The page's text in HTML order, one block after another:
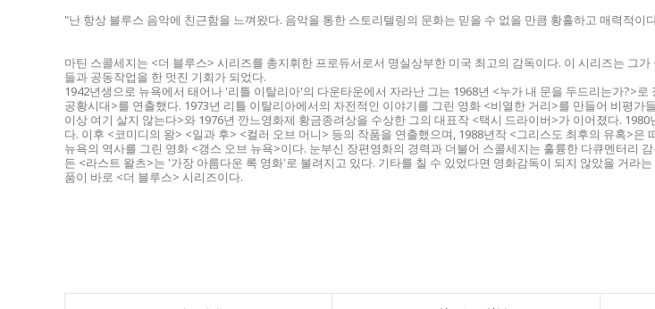
"난 항상 블루스 음악에 친근함을 느껴왔다. 음악을 통한 스토리텔링의 문화는 믿을 수 없을 만큼 황홀하고 매력적
마틴 스콜세지는 <더 블루스> 시리즈를 총지휘한 프로듀서로서 명실상부한 미국 최고의 감독이다. 이 시리즈는 그
들과 공동작업을 한 멋진 기회가 되었다.
1942년생으로 뉴욕에서 태어나 '리틀 이탈리아'의 다운타운에서 자라난 그는 1968년 <누가 내 문을 두드리는가?>
공황시대>를 연출했다. 1973년 리틀 이탈리아에서의 자전적인 이야기를 그린 영화 <비열한 거리>를 만들어 비평
이상 여기 살지 않는다>와 1976년 깐느영화제 황금종려상을 수상한 그의 대표작 <택시 드라이버>가 이어졌다.
다. 이후 <코미디의 왕> <일과 후> <컬러 오브 머니> 등의 작품을 연출했으며, 1988년작 <그리스도 최후의 유혹>
뉴욕의 역사를 그린 영화 <갱스 오브 뉴욕>이다. 눈부신 장편영화의 경력과 더불어 스콜세지는 훌륭한 다큐멘터리
든 <라스트 왈츠>는 '가장 아름다운 록 영화'로 불려지고 있다. 기타를 칠 수 있었다면 영화감독이 되지 않았을 거라
품이 바로 <더 블루스> 시리즈이다.